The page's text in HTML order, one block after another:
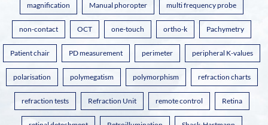
magnification Manual phoropter multi frequency probe
non-contact OCT one-touch ortho-k Pachymetry
Patient chair PD measurement perimeter peripheral K-values
polarisation polymegatism polymorphism refraction charts
refraction tests Refraction Unit remote control Retina